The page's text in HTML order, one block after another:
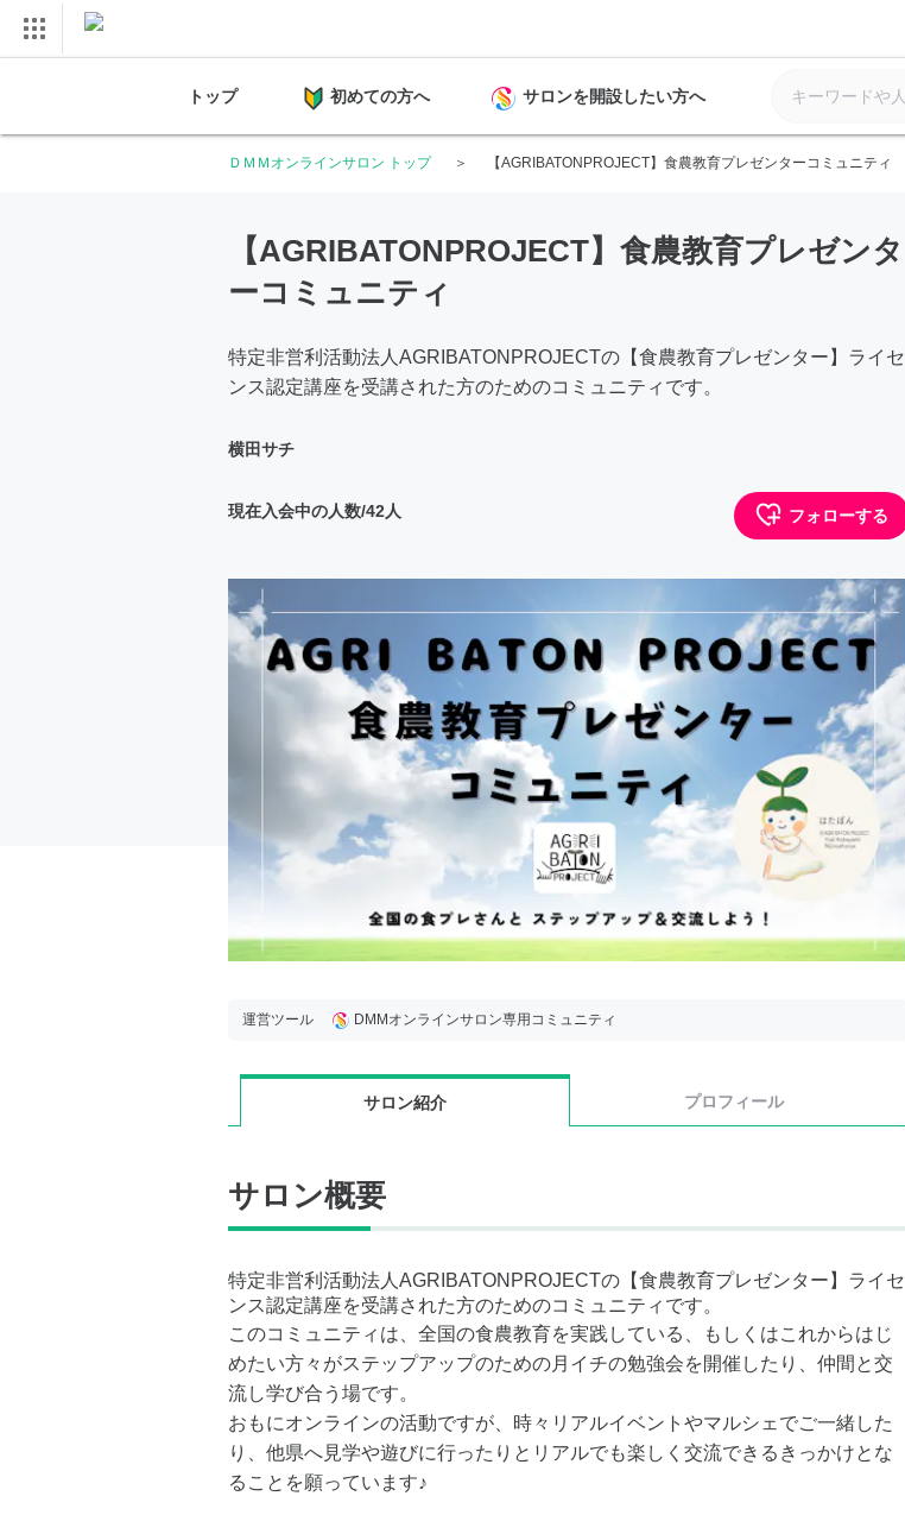
トップ 初めての方へ サロンを開設したい方へ
ＤＭＭオンラインサロン トップ 【AGRIBATONPROJECT】食農教育プレゼンターコミュニティ
【AGRIBATONPROJECT】食農教育プレゼンタ
ーコミュニティ
特定非営利活動法人AGRIBATONPROJECTの【食農教育プレゼンター】ライセ
ンス認定講座を受講された方のためのコミュニティです。
横田サチ
現在入会中の人数/42人 フォローする
運営ツール DMMオンラインサロン専用コミュニティ
サロン紹介 プロフィール
サロン概要
特定非営利活動法人AGRIBATONPROJECTの【食農教育プレゼンター】ライセ
ンス認定講座を受講された方のためのコミュニティです。
このコミュニティは、全国の食農教育を実践している、もしくはこれからはじ
めたい方々がステップアップのための月イチの勉強会を開催したり、仲間と交
流し学び合う場です。
おもにオンラインの活動ですが、時々リアルイベントやマルシェでご一緒した
り、他県へ見学や遊びに行ったりとリアルでも楽しく交流できるきっかけとな
ることを願っています♪